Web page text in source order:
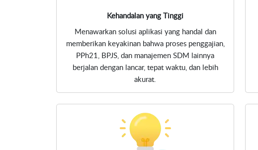
Kehandalan yang Tinggi
Menawarkan solusi aplikasi yang handal dan
memberikan keyakinan bahwa proses penggajian,
PPh21, BPJS, dan manajemen SDM lainnya
berjalan dengan lancar, tepat waktu, dan lebih
akurat.